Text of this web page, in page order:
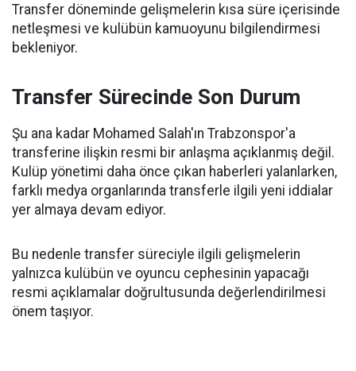
Transfer döneminde gelişmelerin kısa süre içerisinde
netleşmesi ve kulübün kamuoyunu bilgilendirmesi
bekleniyor.
Transfer Sürecinde Son Durum
Şu ana kadar Mohamed Salah'ın Trabzonspor'a
transferine ilişkin resmi bir anlaşma açıklanmış değil.
Kulüp yönetimi daha önce çıkan haberleri yalanlarken,
farklı medya organlarında transferle ilgili yeni iddialar
yer almaya devam ediyor.
Bu nedenle transfer süreciyle ilgili gelişmelerin
yalnızca kulübün ve oyuncu cephesinin yapacağı
resmi açıklamalar doğrultusunda değerlendirilmesi
önem taşıyor.